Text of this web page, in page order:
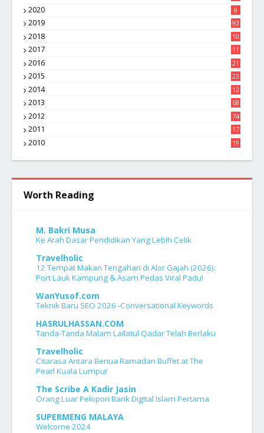
2020 8
2019 93
2018
10
4
2017
11
1
2016
21
1
2015
23
7
2014
12
2
2013 68
2012 74
2011
17
4
2010
19
Worth Reading
M. Bakri Musa
Ke Arah Dasar Pendidikan Yang Lebih Celik
Travelholic
12 Tempat Makan Tengahari di Alor Gajah (2026):
Port Lauk Kampung & Asam Pedas Viral Padu!
WanYusof.com
Teknik Baru SEO 2026 -Conversational Keywords
HASRULHASSAN.COM
Tanda-Tanda Malam Lailatul Qadar Telah Berlaku
Travelholic
Citarasa Antara Benua Ramadan Buffet at The
Pearl Kuala Lumpur
The Scribe A Kadir Jasin
Orang Luar Pelopori Bank Digital Islam Pertama
SUPERMENG MALAYA
Welcome 2024